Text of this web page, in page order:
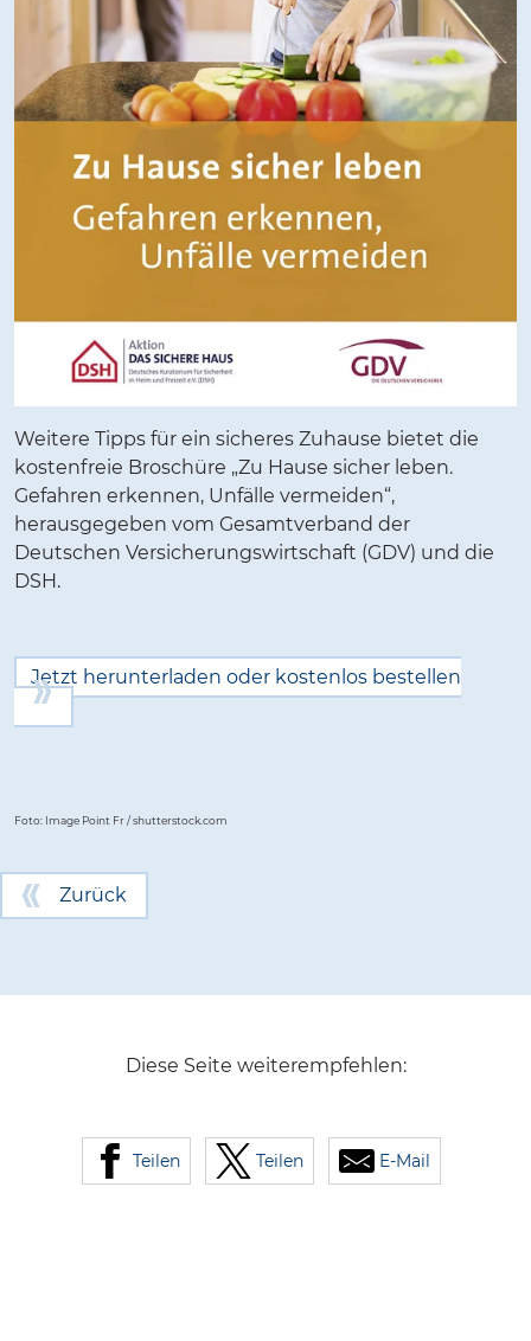
Weitere Tipps für ein sicheres Zuhause bietet die
kostenfreie Broschüre „Zu Hause sicher leben.
Gefahren erkennen, Unfälle vermeiden“,
herausgegeben vom Gesamtverband der
Deutschen Versicherungswirtschaft (GDV) und die
DSH.
Jetzt herunterladen oder kostenlos bestellen
Foto: Image Point Fr / shutterstock.com
Zurück
Diese Seite weiterempfehlen:
Teilen Teilen E-Mail